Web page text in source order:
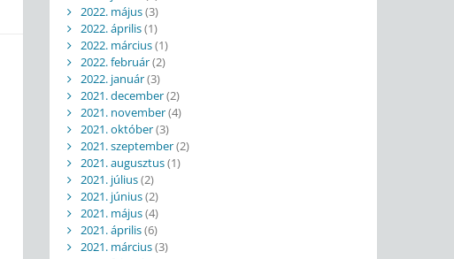
2022. május(3)
2022. április(1)
2022. március(1)
2022. február(2)
2022. január(3)
2021. december(2)
2021. november(4)
2021. október(3)
2021. szeptember(2)
2021. augusztus(1)
2021. július(2)
2021. június(2)
2021. május(4)
2021. április(6)
2021. március(3)